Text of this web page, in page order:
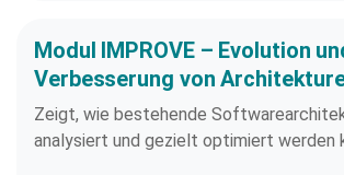
Modul IMPROVE – Evolution
Verbesserung von
Zeigt, wie bestehende
analysiert und gezielt optimiert werden